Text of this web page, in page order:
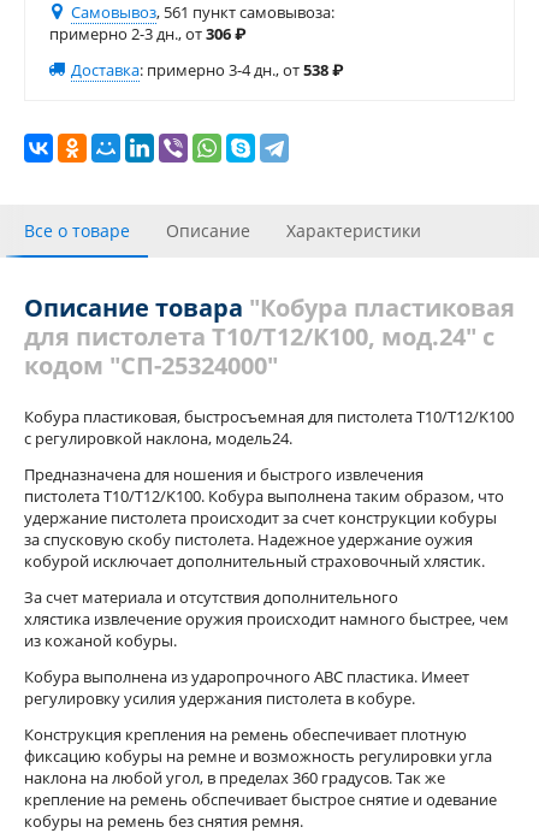
Самовывоз, 561 пункт самовывоза:
примерно 2-3 дн., от306₽
Доставка: примерно 3-4 дн., от538₽
Все о товаре Описание Характеристики
Описание товара "Кобура пластиковая
для пистолета Т10/Т12/K100, мод.24" с
кодом "СП-25324000"
Кобура пластиковая, быстросъемная для пистолета Т10/Т12/K100
с регулировкой наклона, модель24.
Предназначена для ношения и быстрого извлечения
пистолета Т10/Т12/K100. Кобура выполнена таким образом, что
удержание пистолета происходит за счет конструкции кобуры
за спусковую скобу пистолета. Надежное удержание оужия
кобурой исключает дополнительный страховочный хлястик.
За счет материала и отсутствия дополнительного
хлястика извлечение оружия происходит намного быстрее, чем
из кожаной кобуры.
Кобура выполнена из ударопрочного АВС пластика. Имеет
регулировку усилия удержания пистолета в кобуре.
Конструкция крепления на ремень обеспечивает плотную
фиксацию кобуры на ремне и возможность регулировки угла
наклона на любой угол, в пределах 360 градусов. Так же
крепление на ремень обспечивает быстрое снятие и одевание
кобуры на ремень без снятия ремня.